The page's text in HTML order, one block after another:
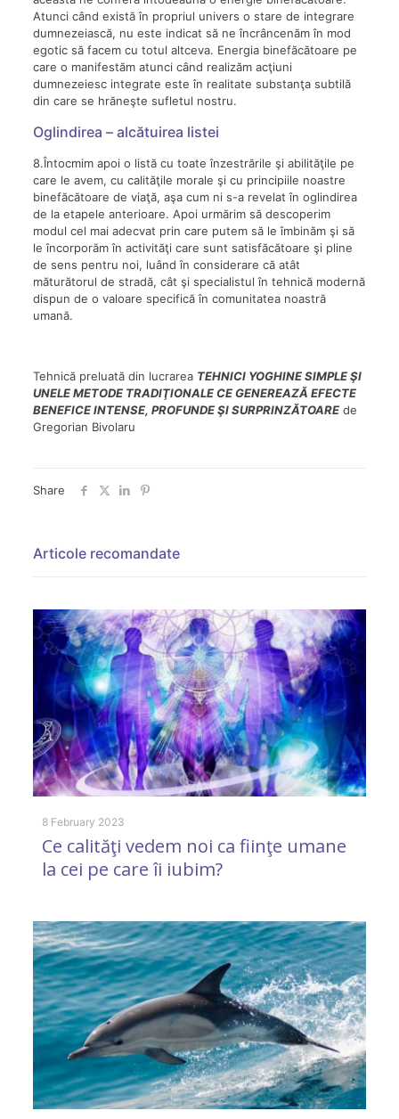
Atunci când există în propriul univers o stare de integrare
dumnezeiască, nu este indicat să ne încrâncenăm în mod
egotic să facem cu totul altceva. Energia binefăcătoare pe
care o manifestăm atunci când realizăm acţiuni
dumnezeiesc integrate este în realitate substanţa subtilă
din care se hrăneşte sufletul nostru.
Oglindirea – alcătuirea listei
8.Întocmim apoi o listă cu toate înzestrările şi abilităţile pe
care le avem, cu calităţile morale şi cu principiile noastre
binefăcătoare de viaţă, aşa cum ni s-a revelat în oglindirea
de la etapele anterioare. Apoi urmărim să descoperim
modul cel mai adecvat prin care putem să le îmbinăm şi să
le încorporăm în activităţi care sunt satisfăcătoare şi pline
de sens pentru noi, luând în considerare că atât
măturătorul de stradă, cât şi specialistul în tehnică modernă
dispun de o valoare specifică în comunitatea noastră
umană.
Tehnică preluată din lucrarea TEHNICI YOGHINE SIMPLE ŞI
UNELE METODE TRADIŢIONALE CE GENEREAZĂ EFECTE
BENEFICE INTENSE, PROFUNDE ŞI SURPRINZĂTOAREde
Gregorian Bivolaru
Share
Articole recomandate
8 February 2023
Ce calităţi vedem noi ca fiinţe umane
la cei pe care îi iubim?